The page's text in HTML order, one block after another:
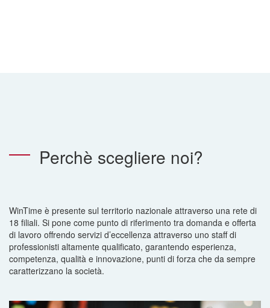
Perchè scegliere noi?
WinTime è presente sul territorio nazionale attraverso una rete di
18 filiali. Si pone come punto di riferimento tra domanda e offerta
di lavoro offrendo servizi d’eccellenza attraverso uno staff di
professionisti altamente qualificato, garantendo esperienza,
competenza, qualità e innovazione, punti di forza che da sempre
caratterizzano la società.